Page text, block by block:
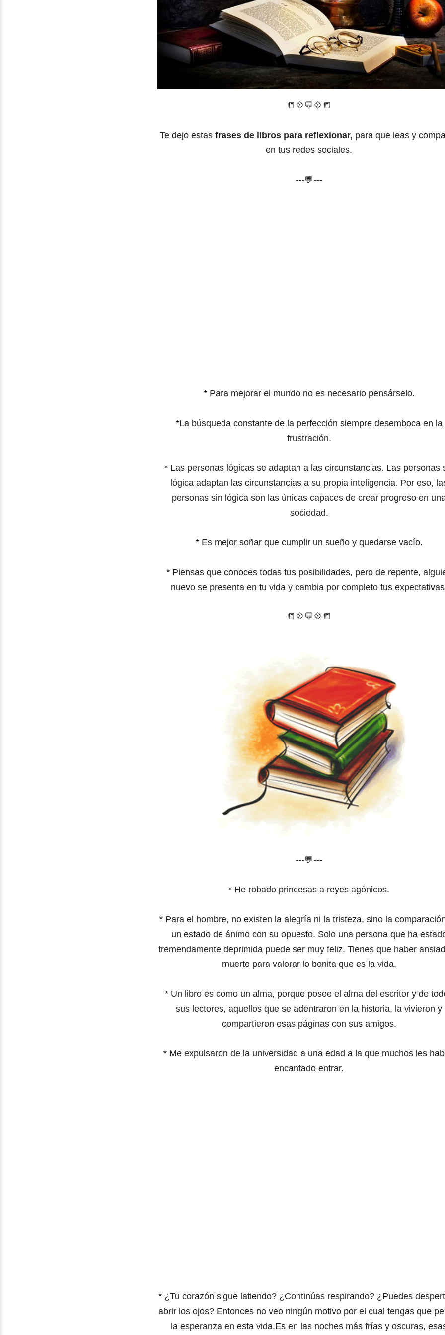
📒 💠 💬 💠 📒
Te dejo estas frases de libros para reflexionar, para que leas y
en tus redes sociales.
---💬---
* Para mejorar el mundo no es necesario pensárselo.
*La búsqueda constante de la perfección siempre desemboca en la
frustración.
* Las personas lógicas se adaptan a las circunstancias. Las personas
lógica adaptan las circunstancias a su propia inteligencia. Por eso,
personas sin lógica son las únicas capaces de crear progreso en una
sociedad.
* Es mejor soñar que cumplir un sueño y quedarse vacío.
* Piensas que conoces todas tus posibilidades, pero de repente,
nuevo se presenta en tu vida y cambia por completo tus
📒 💠 💬 💠 📒
---💬---
* He robado princesas a reyes agónicos.
* Para el hombre, no existen la alegría ni la tristeza, sino la
un estado de ánimo con su opuesto. Solo una persona que ha
tremendamente deprimida puede ser muy feliz. Tienes que haber
muerte para valorar lo bonita que es la vida.
* Un libro es como un alma, porque posee el alma del escritor y de
sus lectores, aquellos que se adentraron en la historia, la vivieron y
compartieron esas páginas con sus amigos.
* Me expulsaron de la universidad a una edad a la que muchos les
encantado entrar.
* ¿Tu corazón sigue latiendo? ¿Continúas respirando? ¿Puedes
abrir los ojos? Entonces no veo ningún motivo por el cual tengas que
la esperanza en esta vida.Es en las noches más frías y oscuras,